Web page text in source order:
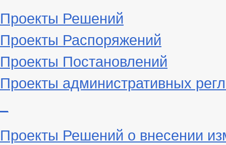
Проекты Решений
Проекты Распоряжений
Проекты Постановлений
Проекты административных
Проекты Решений о внесении